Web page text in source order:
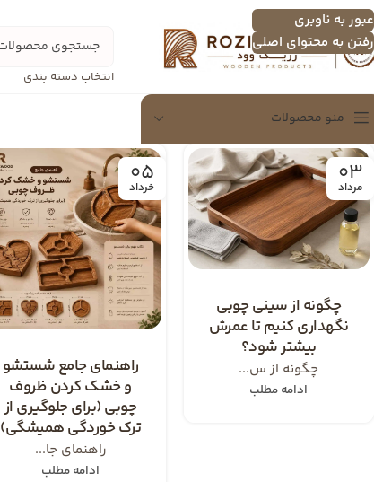
عبور به ناوبری
رفتن به محتوای اصلی
انتخاب دسته بندی
منو محصولات
سینی
سینی چندنفره
اردو خوری
تخته سرور
شکلات خوری
دسرخوری و عسل خوری
سرویس پذیرایی
03
مرداد
چگونه از سینی چوبی
نگهداری کنیم تا عمرش
بیشتر شود؟
چگونه از س...
ادامه مطلب
05
خرداد
راهنمای جامع شستشو
و خشک کردن ظروف
چوبی (برای جلوگیری از
ترک خوردگی همیشگی)
راهنمای جا...
ادامه مطلب